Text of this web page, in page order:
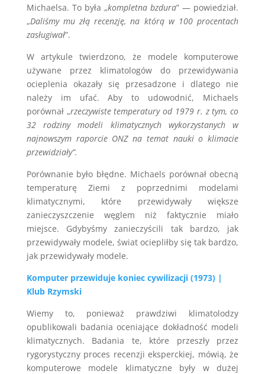
Michaelsa. To była „kompletna bzdura” — powiedział.
„Daliśmy mu złą recenzję, na którą w 100 procentach
zasługiwał”.
W artykule twierdzono, że modele komputerowe
używane przez klimatologów do przewidywania
ocieplenia okazały się przesadzone i dlatego nie
należy im ufać. Aby to udowodnić, Michaels
porównał „rzeczywiste temperatury od 1979 r. z tym, co
32 rodziny modeli klimatycznych wykorzystanych w
najnowszym raporcie ONZ na temat nauki o klimacie
przewidziały”.
Porównanie było błędne. Michaels porównał obecną
temperaturę Ziemi z poprzednimi modelami
klimatycznymi, które przewidywały większe
zanieczyszczenie węglem niż faktycznie miało
miejsce. Gdybyśmy zanieczyścili tak bardzo, jak
przewidywały modele, świat ociepliłby się tak bardzo,
jak przewidywały modele.
Komputer przewiduje koniec cywilizacji (1973) |
Klub Rzymski
Wiemy to, ponieważ prawdziwi klimatolodzy
opublikowali badania oceniające dokładność modeli
klimatycznych. Badania te, które przeszły przez
rygorystyczny proces recenzji eksperckiej, mówią, że
komputerowe modele klimatyczne były w dużej